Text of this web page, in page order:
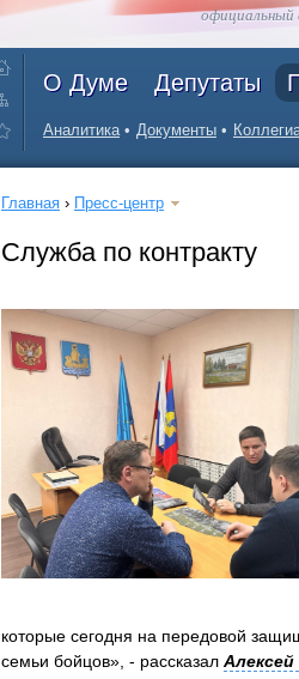
официальный
О Думе Депутаты
Аналитика Документы
Главная › Пресс-центр
Служба по контракту
которые сегодня на передовой
семьи бойцов», - рассказал